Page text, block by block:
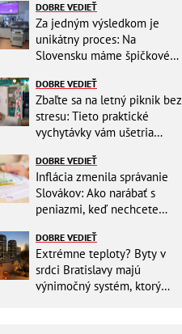
DOBRE VEDIEŤ
Za jedným výsledkom je
unikátny proces: Na
Slovensku máme špičkové
DOBRE VEDIEŤ
Zbaľte sa na letný piknik bez
stresu: Tieto praktické
vychytávky vám ušetria
DOBRE VEDIEŤ
Inflácia zmenila správanie
Slovákov: Ako narábať s
peniazmi, keď nechcete
DOBRE VEDIEŤ
Extrémne teploty? Byty v
srdci Bratislavy majú
výnimočný systém, ktorý